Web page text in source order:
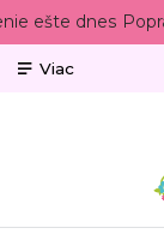
ešte dnes
Viac